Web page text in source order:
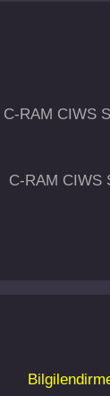
C-RAM CIWS
C-RAM CIWS